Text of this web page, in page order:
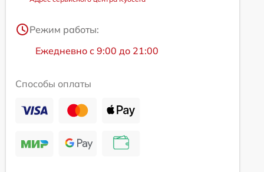
Режим работы:
Ежедневно с 9:00 до 21:00
Способы оплаты